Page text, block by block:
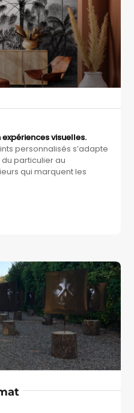
visuelles.
personnalisés s’adapte
particulier au
qui marquent les